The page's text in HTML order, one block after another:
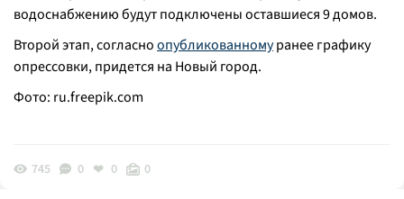
водоснабжению будут подключены оставшиеся 9 домов.
Второй этап, согласноопубликованномуранее графику
опрессовки, придется на Новый город.
Фото: ru.freepik.com
745 0 0 0